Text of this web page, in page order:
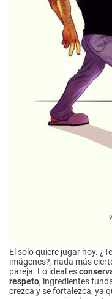
El solo quiere jugar hoy.
imágenes?, nada más
pareja. Lo ideal es
respeto, ingredientes
crezca y se fortalezca, ya